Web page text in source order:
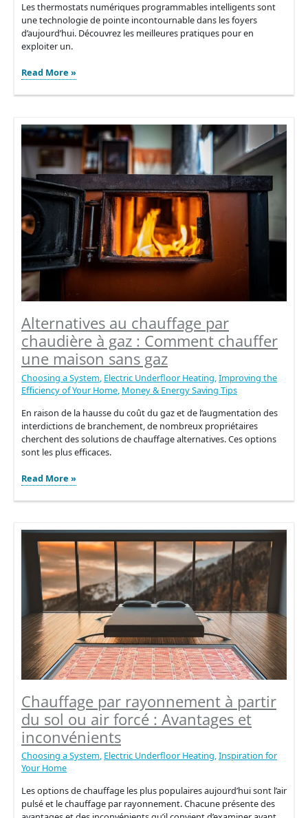
Les thermostats numériques programmables intelligents sont
une technologie de pointe incontournable dans les foyers
d’aujourd’hui. Découvrez les meilleures pratiques pour en
exploiter un.
Comment
un
programmable
Read More »
Alternatives au chauffage par
chaudière à gaz : Comment chauffer
une maison sans gaz
Choosing a System, Electric Underfloor Heating,Improving the
Efficiency of Your Home, Money & Energy Saving Tips
En raison de la hausse du coût du gaz et de l’augmentation des
interdictions de branchement, de nombreux propriétaires
cherchent des solutions de chauffage alternatives. Ces options
sont les plus efficaces.
Alternatives
chauffage
chaudière
Comment
chauffer
maison
sans
gaz
Read More »
Chauffage par rayonnement à partir
du sol ou air forcé : Avantages et
inconvénients
Choosing a System, Electric Underfloor Heating,Inspiration for
Your Home
Les options de chauffage les plus populaires aujourd’hui sont l’air
pulsé et le chauffage par rayonnement. Chacune présente des